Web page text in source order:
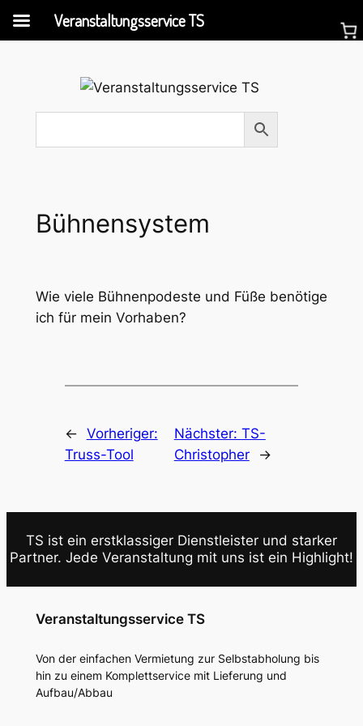
Bühnensystem
Wie viele Bühnenpodeste und Füße benötige
ich für mein Vorhaben?
← Vorheriger:
Truss-Tool
Nächster: TS-
Christopher
→
TS ist ein erstklassiger Dienstleister und starker
Partner. Jede Veranstaltung mit uns ist ein Highlight!
Veranstaltungsservice TS
Von der einfachen Vermietung zur Selbstabholung bis
hin zu einem Komplettservice mit Lieferung und
Aufbau/Abbau
Veranstaltungsservice TS